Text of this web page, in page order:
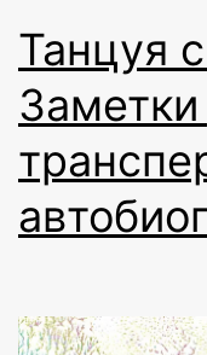
Танцуя